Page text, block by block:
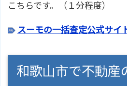
こちらです。（１分程度）
スーモの一括査定公式サイ
和歌山市で不動産